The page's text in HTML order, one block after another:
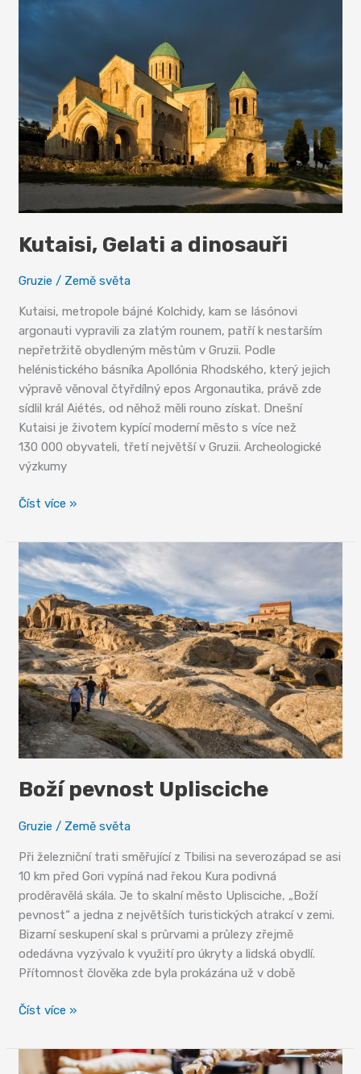
Kutaisi, Gelati a dinosauři
Gruzie / Země světa
Kutaisi, metropole bájné Kolchidy, kam se Iásónovi
argonauti vypravili za zlatým rounem, patří k nestarším
nepřetržitě obydleným městům v Gruzii. Podle
helénistického básníka Apollónia Rhodského, který jejich
výpravě věnoval čtyřdílný epos Argonautika, právě zde
sídlil král Aiétés, od něhož měli rouno získat. Dnešní
Kutaisi je životem kypící moderní město s více než
130 000 obyvateli, třetí největší v Gruzii. Archeologické
výzkumy
Kutaisi,
a
dinosauři
Číst více »
Boží pevnost Uplisciche
Gruzie / Země světa
Při železniční trati směřující z Tbilisi na severozápad se asi
10 km před Gori vypíná nad řekou Kura podivná
proděravělá skála. Je to skalní město Uplisciche, „Boží
pevnost“ a jedna z největších turistických atrakcí v zemi.
Bizarní seskupení skal s průrvami a průlezy zřejmě
odedávna vyzývalo k využití pro úkryty a lidská obydlí.
Přítomnost člověka zde byla prokázána už v době
Boží
Uplisciche
Číst více »